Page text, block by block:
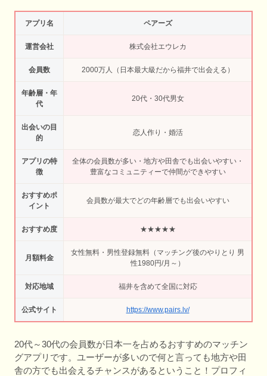
アプリ名 ペアーズ
運営会社 株式会社エウレカ
会員数 2000万人（日本最大級だから福井で出会える）
年齢層・年
代
20代・30代男女
出会いの目
的
恋人作り・婚活
アプリの特
徴
全体の会員数が多い・地方や田舎でも出会いやすい・
豊富なコミュニティーで仲間ができやすい
おすすめポ
イント
会員数が最大でどの年齢層でも出会いやすい
おすすめ度 ★★★★★
月額料金
女性無料・男性登録無料（マッチング後のやりとり 男
性1980円/月～）
対応地域 福井を含めて全国に対応
公式サイト https://www.pairs.lv/
20代～30代の会員数が日本一を占めるおすすめのマッチン
グアプリです。ユーザーが多いので何と言っても地方や田
舎の方でも出会えるチャンスがあるということ！プロフィ